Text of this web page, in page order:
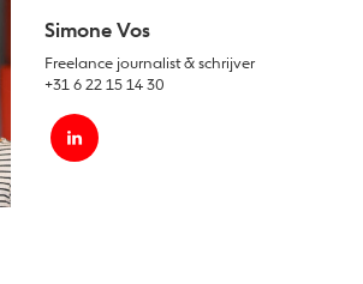
Simone Vos
Freelance journalist & schrijver
+31 6 22 15 14 30